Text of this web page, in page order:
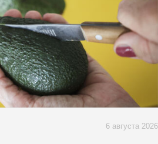
6 августа 2026